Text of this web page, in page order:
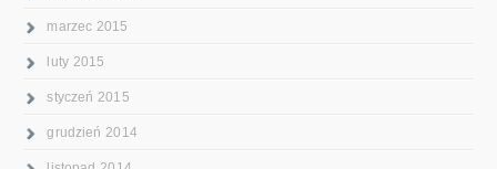
marzec 2015
luty 2015
styczeń 2015
grudzień 2014